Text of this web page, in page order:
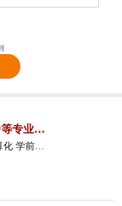
重庆光华女子职业中等专业学校
前教育